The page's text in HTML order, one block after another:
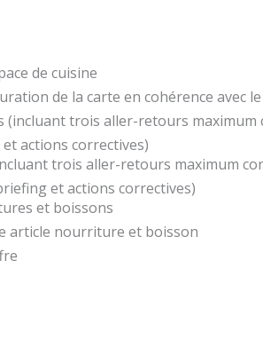
de cuisine
de la carte en cohérence avec
trois aller-retours maximum
actions correctives)
trois aller-retours maximum
et actions correctives)
et boissons
article nourriture et boisson